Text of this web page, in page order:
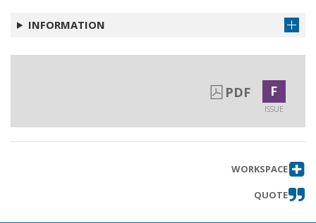
INFORMATION
PDF F
ISSUE
WORKSPACE
QUOTE